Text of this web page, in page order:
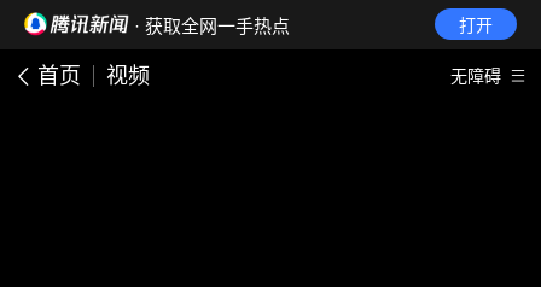
· 获取全网一手热点 打开
首页 视频 无障碍